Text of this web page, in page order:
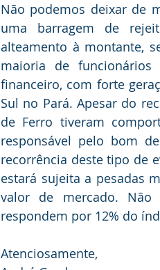
Não podemos deixar de
uma barragem de
alteamento à montante,
maioria de funcionários
financeiro, com forte
Sul no Pará. Apesar do
de Ferro tiveram
responsável pelo bom
recorrência deste tipo de
estará sujeita a pesadas
valor de mercado. Não
respondem por 12% do
Atenciosamente,